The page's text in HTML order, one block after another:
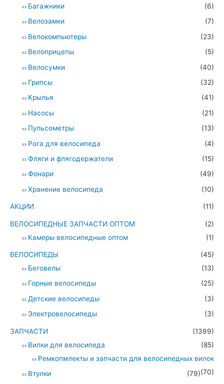
Багажники
(6)
Велозамки
(7)
Велокомпьютеры
(23)
Велоприцепы
(5)
Велосумки
(40)
Грипсы
(32)
Крылья
(41)
Насосы
(21)
Пульсометры
(13)
Рога для велосипеда
(4)
Фляги и флягодержатели
(15)
Фонари
(49)
Хранение велосипеда
(10)
АКЦИИ (11)
ВЕЛОСИПЕДНЫЕ ЗАПЧАСТИ ОПТОМ
(2)
Камеры велосипедные оптом
(1)
ВЕЛОСИПЕДЫ
(45)
Беговелы
(13)
Горные велосипеды
(25)
Детские велосипеды
(3)
Электровелосипеды
(3)
ЗАПЧАСТИ
(1399)
Вилки для велосипеда
(85)
Ремкопмлекты и запчасти для велосипедных вилок
(70)
Втулки
(79)